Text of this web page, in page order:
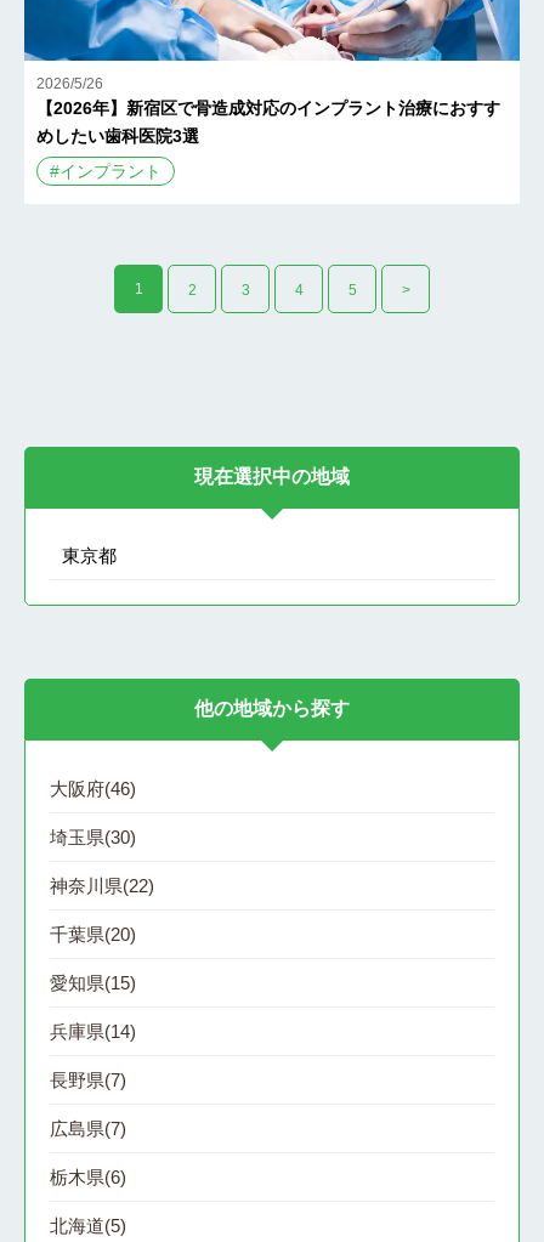
2026/5/26
【2026年】新宿区で骨造成対応のインプラント治療におすす
めしたい歯科医院3選
#インプラント
1 2 3 4 5 >
現在選択中の地域
東京都
他の地域から探す
大阪府(46)
埼玉県(30)
神奈川県(22)
千葉県(20)
愛知県(15)
兵庫県(14)
長野県(7)
広島県(7)
栃木県(6)
北海道(5)